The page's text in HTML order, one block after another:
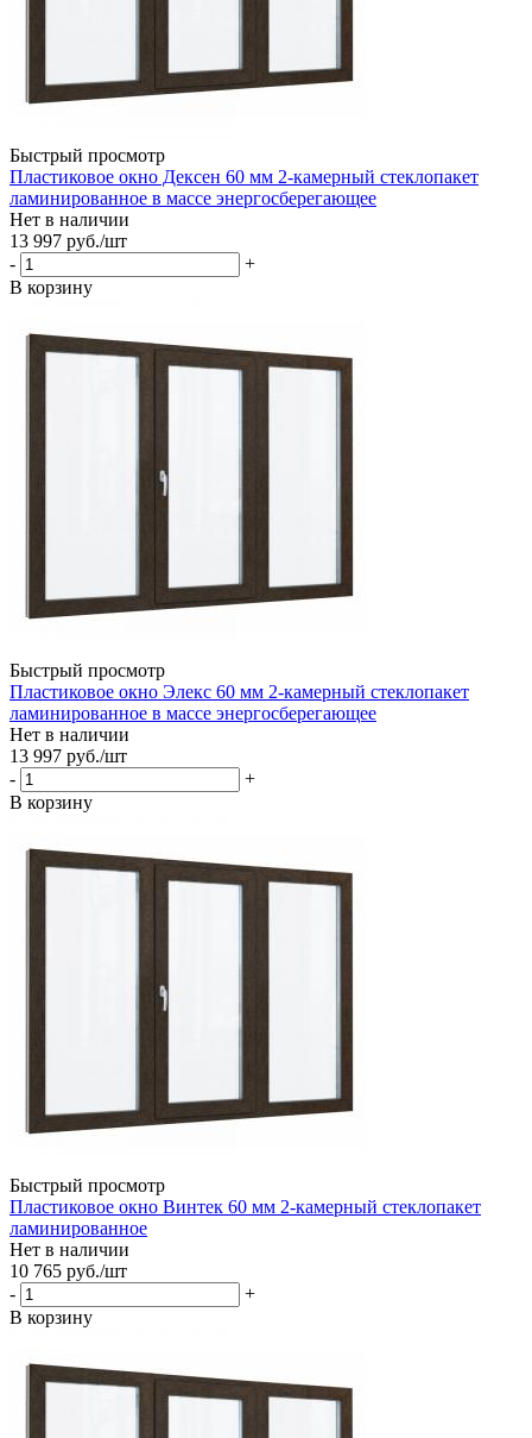
Быстрый просмотр
Пластиковое окно Дексен 60 мм 2-камерный стеклопакет
ламинированное в массе энергосберегающее
Нет в наличии
13 997 руб./шт
-
+
В корзину
Быстрый просмотр
Пластиковое окно Элекс 60 мм 2-камерный стеклопакет
ламинированное в массе энергосберегающее
Нет в наличии
13 997 руб./шт
-
+
В корзину
Быстрый просмотр
Пластиковое окно Винтек 60 мм 2-камерный стеклопакет
ламинированное
Нет в наличии
10 765 руб./шт
-
+
В корзину